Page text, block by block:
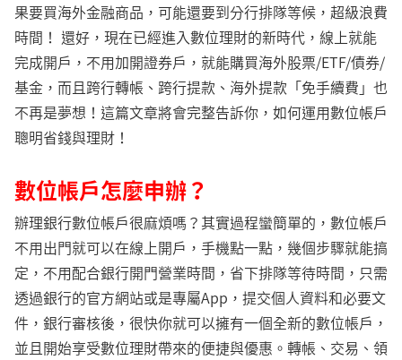
果要買海外金融商品，可能還要到分行排隊等候，超級浪費
時間！ 還好，現在已經進入數位理財的新時代，線上就能
完成開戶，不用加開證券戶，就能購買海外股票/ETF/債券/
基金，而且跨行轉帳、跨行提款、海外提款「免手續費」也
不再是夢想！這篇文章將會完整告訴你，如何運用數位帳戶
聰明省錢與理財！
數位帳戶怎麼申辦？
辦理銀行數位帳戶很麻煩嗎？其實過程蠻簡單的，數位帳戶
不用出門就可以在線上開戶，手機點一點，幾個步驟就能搞
定，不用配合銀行開門營業時間，省下排隊等待時間，只需
透過銀行的官方網站或是專屬App，提交個人資料和必要文
件，銀行審核後，很快你就可以擁有一個全新的數位帳戶，
並且開始享受數位理財帶來的便捷與優惠。轉帳、交易、領